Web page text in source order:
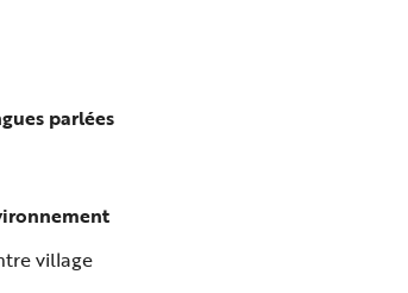
parlées
parlées
village